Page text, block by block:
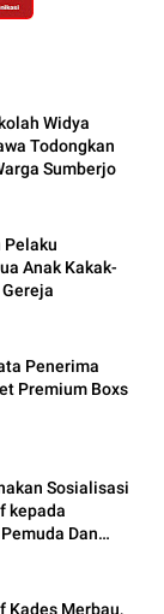
Widya
Todongkan
Sumberjo
Pelaku
Penerima
Premium Boxs
Sosialisasi
kepada
Dan
2024
Kades Merbau,